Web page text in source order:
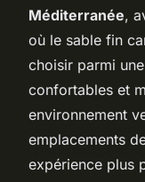
Méditerranée,
où le sable fin
choisir parmi
confortables et
environnement
emplacements
expérience plus